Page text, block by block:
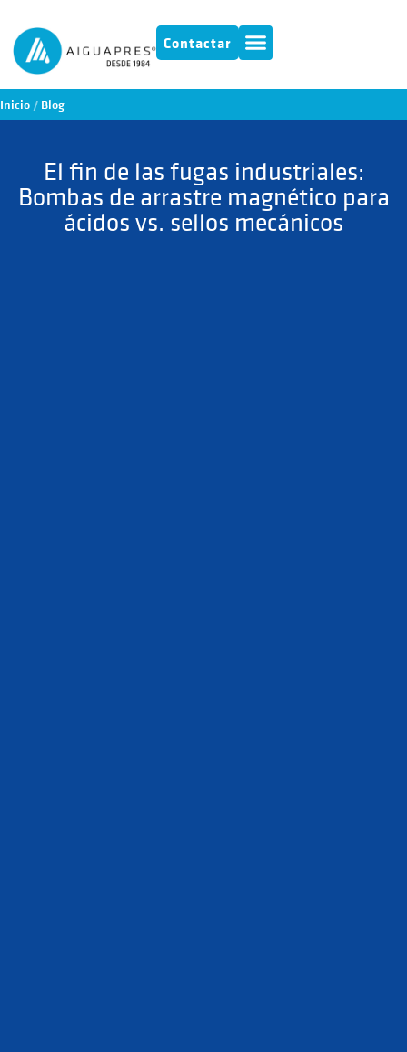
Contactar
Inicio / Blog
El fin de las fugas industriales:
Bombas de arrastre magnético para
ácidos vs. sellos mecánicos